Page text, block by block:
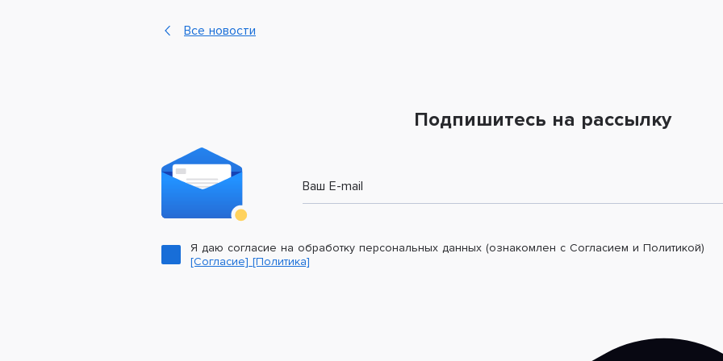
Все новости
Подпишитесь на рассылку
Ваш E-mail
Я даю согласие на обработку персональных данных (ознакомлен с Согласием и Политикой)
[Согласие] [Политика]